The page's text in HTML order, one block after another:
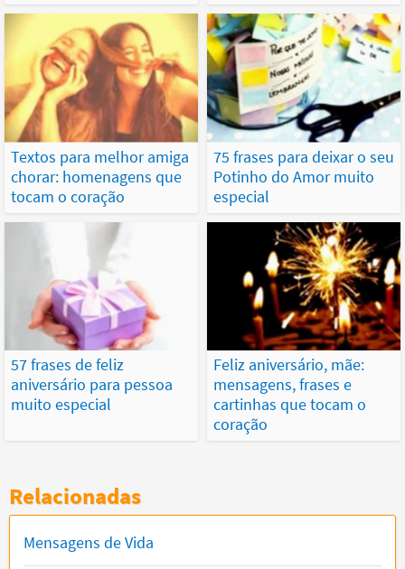
Textos para melhor amiga
chorar: homenagens que
tocam o coração
75 frases para deixar o seu
Potinho do Amor muito
especial
57 frases de feliz
aniversário para pessoa
muito especial
Feliz aniversário, mãe:
mensagens, frases e
cartinhas que tocam o
coração
Relacionadas
Mensagens de Vida